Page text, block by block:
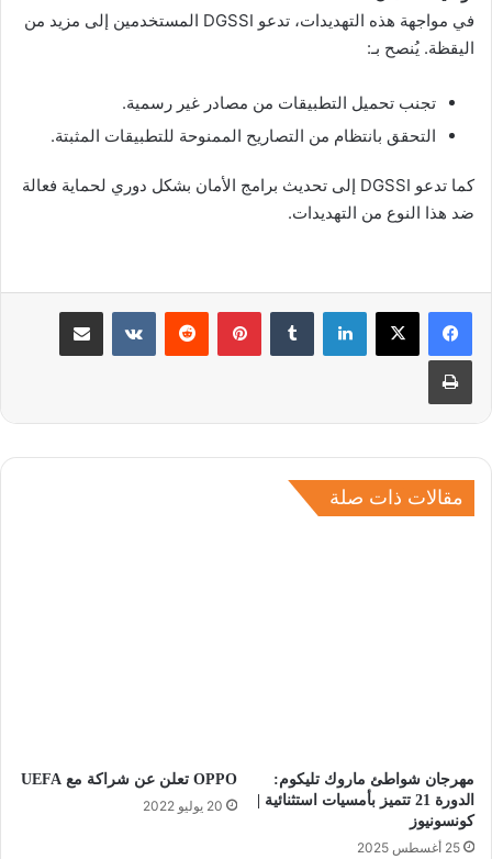
في مواجهة هذه التهديدات، تدعو DGSSI المستخدمين إلى مزيد من
اليقظة. يُنصح بـ:
تجنب تحميل التطبيقات من مصادر غير رسمية.
التحقق بانتظام من التصاريح الممنوحة للتطبيقات المثبتة.
كما تدعو DGSSI إلى تحديث برامج الأمان بشكل دوري لحماية فعالة
ضد هذا النوع من التهديدات.
لينكدإن بينتيريست مشاركة عبر البريد
طباعة
مقالات ذات صلة
مهرجان شواطئ ماروك تليكوم:
الدورة 21 تتميز بأمسيات استثنائية |
كونسونيوز
25 أغسطس 2025
OPPO تعلن عن شراكة مع UEFA
20 يوليو 2022